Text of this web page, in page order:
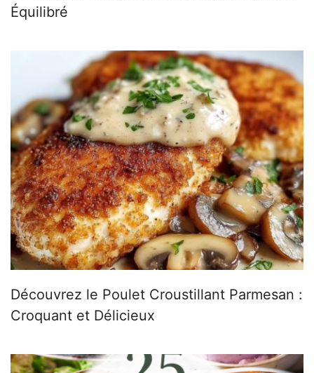
Équilibré
Découvrez le Poulet Croustillant Parmesan :
Croquant et Délicieux